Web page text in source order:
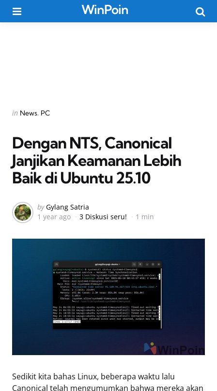
WinPoin
Categories
Posted
in News PC
Dengan NTS, Canonical
Janjikan Keamanan Lebih
Baik di Ubuntu 25.10
Posted
by
by Gylang Satria
1 year ago
3 Diskusi seru! 1 min
Sedikit kita bahas Linux, beberapa waktu lalu
Canonical telah mengumumkan bahwa mereka akan